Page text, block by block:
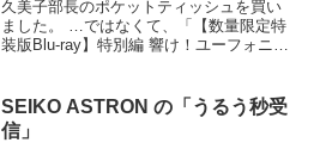
久美子部長のポケットティッシュを買い
ました。 …ではなくて、「【数量限定特
装版Blu-ray】特別編 響け！ユーフォニア
が、エディション違いなので…京アニに
対するファン...
SEIKO ASTRON の「うるう秒受
信」